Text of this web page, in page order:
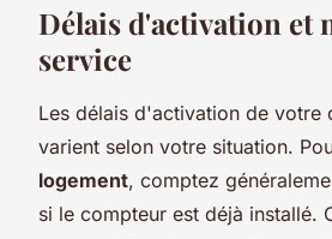
Délais d'activation et
service
Les délais d'activation de votre
varient selon votre situation.
logement, comptez
si le compteur est déjà installé.